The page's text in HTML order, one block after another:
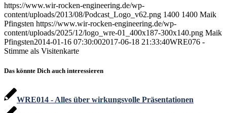
https://www.wir-rocken-engineering.de/wp-
content/uploads/2013/08/Podcast_Logo_v62.png 1400 1400 Maik
Pfingsten https://www.wir-rocken-engineering.de/wp-
content/uploads/2025/12/logo_wre-01_400x187-300x140.png Maik
Pfingsten2014-01-16 07:30:002017-06-18 21:33:40WRE076 -
Stimme als Visitenkarte
Das könnte Dich auch interessieren
WRE014 - Alles über wirkungsvolle Präsentationen